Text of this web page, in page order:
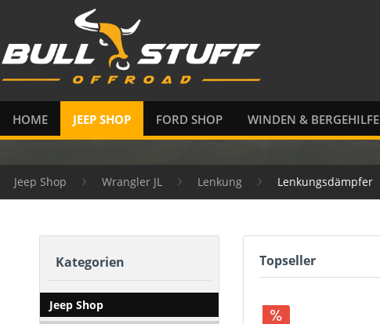
HOME JEEP SHOP FORD SHOP WINDEN & BERGEHILFE
Jeep Shop Wrangler JL Lenkung Lenkungsdämpfer
Kategorien
Jeep Shop
Topseller